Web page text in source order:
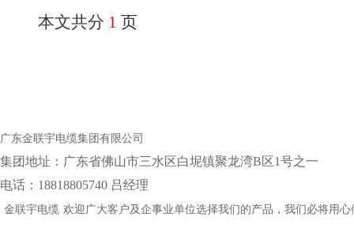
本文共分 1 页
广东金联宇电缆集团有限公司
集团地址：‌广东省佛山市三水区白坭镇聚龙湾B区1号之一
电话：18818805740 吕经理
金联宇电缆 欢迎广大客户及企事业单位选择我们的产品，我们必将用心